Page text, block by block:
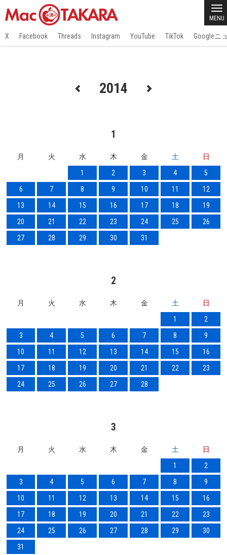
MENU
X Facebook Threads Instagram YouTube TikTok Googleニ
2014
1
月 火 水 木 金 土
日
1
2 3 4
5
6
7 8 9 10 11
12
13
14 15 16 17 18
19
20
21 22 23 24 25
26
27
28 29 30 31
2
月 火 水 木 金 土
日
1
2
3
4 5 6 7 8
9
10
11 12 13 14 15
16
17
18 19 20 21 22
23
24
25 26 27 28
3
月 火 水 木 金 土
日
1
2
3
4 5 6 7 8
9
10
11 12 13 14 15
16
17
18 19 20 21 22
23
24
25 26 27 28 29
30
31